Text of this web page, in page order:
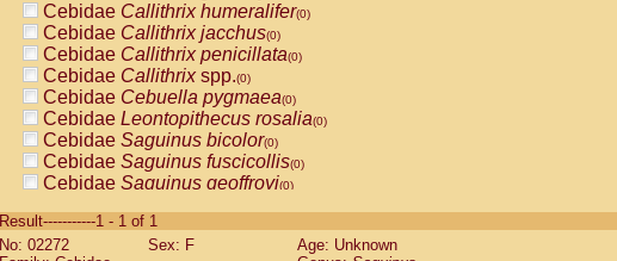
Cebidae Callithrix humeralifer(0)
Cebidae Callithrix jacchus(0)
Cebidae Callithrix penicillata(0)
Cebidae Callithrixspp.(0)
Cebidae Cebuella pygmaea(0)
Cebidae Leontopithecus rosalia(0)
Cebidae Saguinus bicolor(0)
Cebidae Saguinus fuscicollis(0)
Cebidae Saguinus geoffroyi(0)
CebidaeSaguinus labiatus(0)
Cebidae Saguinus leucopus (0)
Result-----------1 - 1 of 1
No: 02272
Sex: F
Age: Unknown